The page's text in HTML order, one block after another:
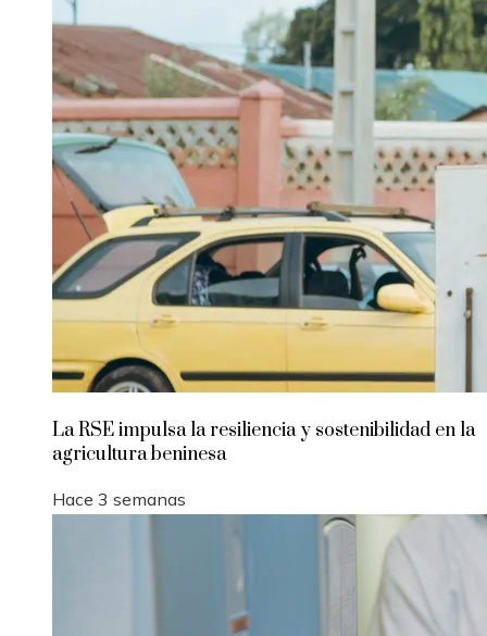
La RSE impulsa la resiliencia y sostenibilidad en la
agricultura beninesa
Hace 3 semanas